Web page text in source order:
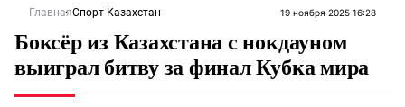
ГлавнаяСпорт Казахстан 19 ноября 2025 16:28
Боксёр из Казахстана с нокдауном
выиграл битву за финал Кубка мира